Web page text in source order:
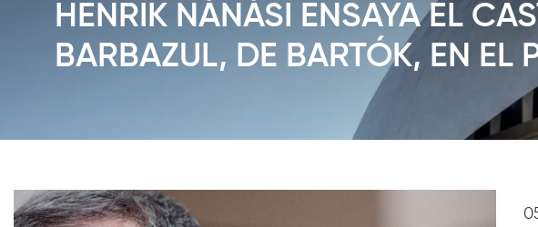
HENRIK NÁNÁSI ENSAYA EL
BARBAZUL, DE BARTÓK, EN EL